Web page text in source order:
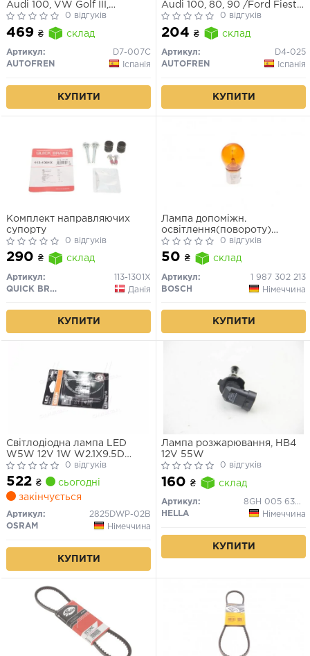
Audi 100, VW Golf III,
Mercedes W2020 відгуків
469 ₴ склад
Артикул:
D7-007C
AUTOFREN
Іспанія
КУПИТИ
Audi 100, 80, 90 /Ford Fiesta,
Escort, Sierra /Fiat Doblo,
Palio /VW Golf III-VI, Jetta III,
Passat (Ate 54mm)
0 відгуків
204 ₴ склад
Артикул:
D4-025
AUTOFREN
Іспанія
КУПИТИ
Комплект направляючих
супорту
0 відгуків
290 ₴ склад
Артикул:
113-1301X
QUICK BRAKE
Данія
КУПИТИ
Лампа допоміжн.
освітлення(повороту)
BOSCH 12V 21W PY21W PURE
LIGHT РY21W 12V (жовта)
0 відгуків
50 ₴ склад
Артикул:
1 987 302 213
BOSCH
Німеччина
КУПИТИ
Світлодіодна лампа LED
W5W 12V 1W W2.1X9.5D
LEDriving SL (blister 2шт)
(вир-во OSRAM)
0 відгуків
522 ₴
сьогодні
закінчується
Артикул:
2825DWP-02B
OSRAM
Німеччина
КУПИТИ
Лампа розжарювання, HB4
12V 55W
0 відгуків
160 ₴ склад
Артикул:
8GH 005 636-121
HELLA
Німеччина
КУПИТИ